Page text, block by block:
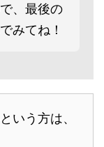
、最後の
みてね！
いう方は、